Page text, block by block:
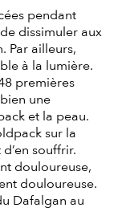
pendant
dissimuler aux
Par ailleurs,
à la lumière.
premières
une
et la peau.
sur la
souffrir.
douloureuse,
douloureuse.
Dafalgan au